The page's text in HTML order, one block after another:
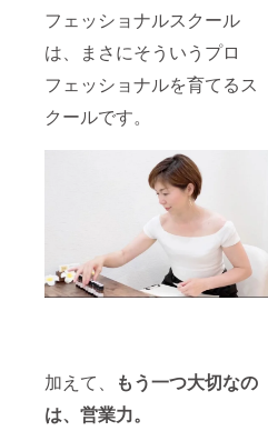
フェッショナルスクール
は、まさにそういうプロ
フェッショナルを育てるス
クールです。
加えて、
もう一つ大切なの
は、営業力。